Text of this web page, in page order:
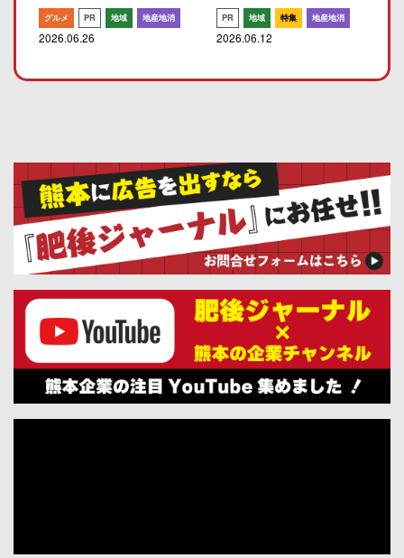
グルメ PR 地域 地産地消
2026.06.26
PR 地域 特集 地産地消
2026.06.12